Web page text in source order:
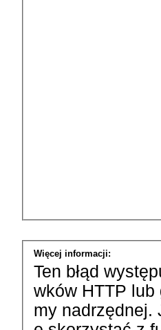
Więcej informacji:
Ten błąd
wków HTTP lub
my nadrzędnej.